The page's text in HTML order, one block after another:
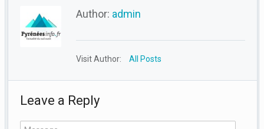
Author: admin
Visit Author: All Posts
Leave a Reply